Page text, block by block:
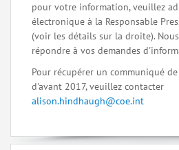
pour votre information, veuillez
électronique à la Responsable
(voir les détails sur la droite).
répondre à vos demandes
Pour récupérer un communiqué
d'avant 2017, veuillez contacter
alison.hindhaugh@coe.int